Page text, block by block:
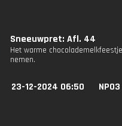
Sneeuwpret: Afl. 44
Het warme
nemen.
23-12-2024 06:50 NPO3